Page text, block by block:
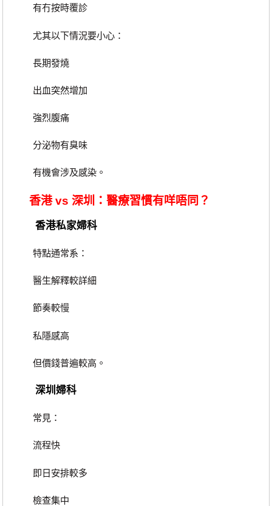
有冇按時覆診
尤其以下情況要小心：
長期發燒
出血突然增加
強烈腹痛
分泌物有臭味
有機會涉及感染。
香港 vs 深圳：醫療習慣有咩唔同？
香港私家婦科
特點通常系：
醫生解釋較詳細
節奏較慢
私隱感高
但價錢普遍較高。
深圳婦科
常見：
流程快
即日安排較多
檢查集中